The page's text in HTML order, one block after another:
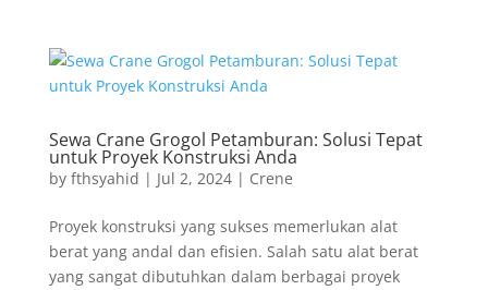
Sewa Crane Grogol Petamburan: Solusi Tepat
untuk Proyek Konstruksi Anda
by fthsyahid | Jul 2, 2024| Crene
Proyek konstruksi yang sukses memerlukan alat
berat yang andal dan efisien. Salah satu alat berat
yang sangat dibutuhkan dalam berbagai proyek